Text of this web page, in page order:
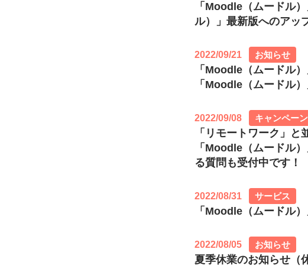
「Moodle（ムードル
ル）」最新版へのアッ
2022/09/21 お知らせ
「Moodle（ムードル
「Moodle（ムードル
2022/09/08 キャンペーン
「リモートワーク」
「Moodle（ムードル
る質問も受付中です！
2022/08/31 サービス
「Moodle（ムードル
2022/08/05 お知らせ
夏季休業のお知らせ（